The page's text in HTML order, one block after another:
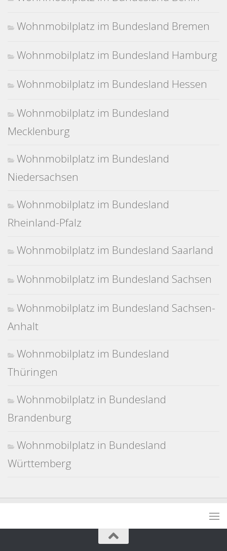
Wohnmobilplatz im Bundesland Bremen
Wohnmobilplatz im Bundesland Hamburg
Wohnmobilplatz im Bundesland Hessen
Wohnmobilplatz im Bundesland
Mecklenburg
Wohnmobilplatz im Bundesland
Niedersachsen
Wohnmobilplatz im Bundesland
Rheinland-Pfalz
Wohnmobilplatz im Bundesland Saarland
Wohnmobilplatz im Bundesland Sachsen
Wohnmobilplatz im Bundesland Sachsen-
Anhalt
Wohnmobilplatz im Bundesland
Thüringen
Wohnmobilplatz in Bundesland
Brandenburg
Wohnmobilplatz in Bundesland
Württemberg